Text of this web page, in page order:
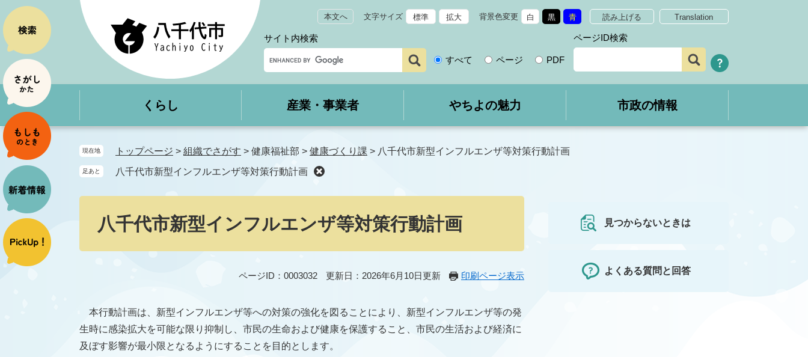
ー
ジ
の
先
頭
で
す
。
ニ
ュ
ー
を
飛
ば
し
て
本
文
本文へ 文字サイズ 標準 拡大 背景色変更 白 黒 青 読み上げる Translation
サイト内検索
すべて ページ PDF
ページID検索
くらし 産業・事業者 やちよの魅力 市政の情報
現在地 トップページ > 組織でさがす > 健康福祉部 > 健康づくり課 > 八千代市新型インフルエンザ等対策行動計画
足あと 八千代市新型インフルエンザ等対策行動計画
八千代市新型インフルエンザ等対策行動計画
ページID：0003032 更新日：2026年6月10日更新 印刷ページ表示
本行動計画は、新型インフルエンザ等への対策の強化を図ることにより、新型インフルエンザ等の発
生時に感染拡大を可能な限り抑制し、市民の生命および健康を保護すること、市民の生活および経済に
及ぼす影響が最小限となるようにすることを目的とします。
見つからないときは
よくある質問と回答